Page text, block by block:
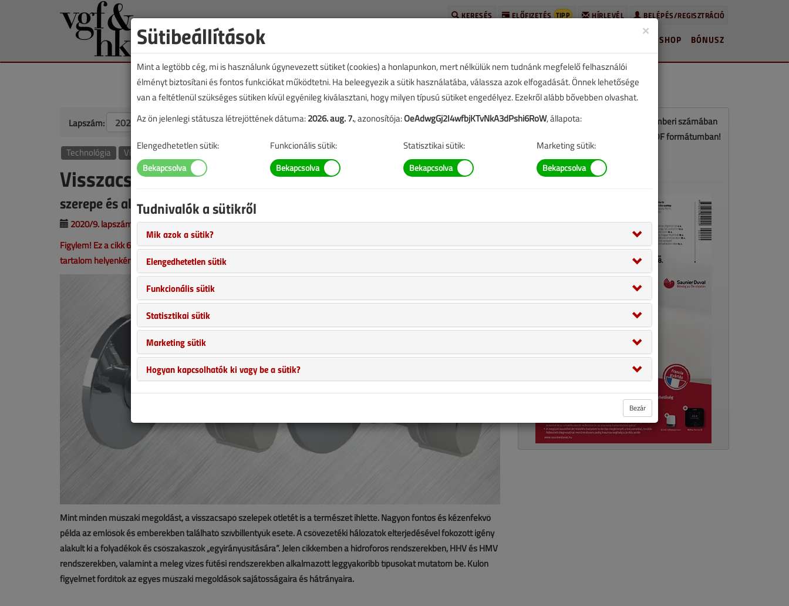
BELÉPÉS/REGISZTRÁCIÓ
HÍRLEVÉL
ELŐFIZETÉS TIPP
KERESÉS
BÓNUSZ
SHOP
Lapszám: TARTALOM
Technológia Vízellátás
Visszacsapó szelepek
szerepe és alkalmazása csővezetéki hálózatokban
2020/9. lapszám | Ilyés Gábor |
9363 |
Figylem! Ez a cikk 6 éve frissült utoljára. A benne szereplő információk mára aktualitásukat veszíthették, valamint a
tartalom helyenként hiányos lehet (képek, táblázatok stb.).
Mint minden műszaki megoldást, a visszacsapó szelepek ötletét is a természet ihlette. Nagyon fontos és kézenfekvő
példa az emlősök és emberekben található szívbillentyűk esete. A csővezetéki hálózatok elterjedésével fokozott igény
alakult ki a folyadékok és csőszakaszok „egyirányúsítására”. Jelen cikkemben a hidroforos rendszerekben, HHV és HMV
rendszerekben, valamint a meleg vizes fűtési rendszerekben alkalmazott leggyakoribb típusokat mutatom be. Külön
figyelmet fordítok az egyes műszaki megoldások sajátosságaira és hátrányaira.
Ez a cikk a VGF&HKL 2020. szeptemberi számában
jelent meg. Töltse le a lapszámot PDF formátumban!
×
Sütibeállítások
Mint a legtöbb cég, mi is használunk úgynevezett sütiket (cookies) a honlapunkon, mert nélkülük nem tudnánk megfelelő felhasználói
élményt biztosítani és fontos funkciókat működtetni. Ha beleegyezik a sütik használatába, válassza azok elfogadását. Önnek lehetősége
van a feltétlenül szükséges sütiken kívül egyénileg kiválasztani, hogy milyen típusú sütiket engedélyez. Ezekről alább bővebben olvashat.
Az ön jelenlegi státusza létrejöttének dátuma:2026. aug. 7., azonosítója:OeAdwgGj2I4wfbjKTvNkA3dPshi6RoW, állapota:
Elengedhetetlen sütik: Funkcionális sütik: Statisztikai sütik: Marketing sütik:
Tudnivalók a sütikről
Mik azok a sütik?
Elengedhetetlen sütik
Funkcionális sütik
Statisztikai sütik
Marketing sütik
Hogyan kapcsolhatók ki vagy be a sütik?
Bezár